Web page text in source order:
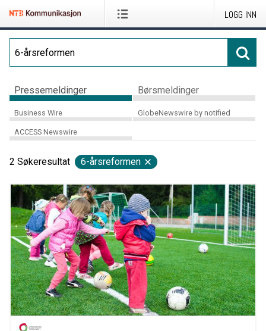
LOGG INN
Pressemeldinger Børsmeldinger
Business Wire GlobeNewswire by notified
ACCESS Newswire
2 Søkeresultat 6-årsreformen